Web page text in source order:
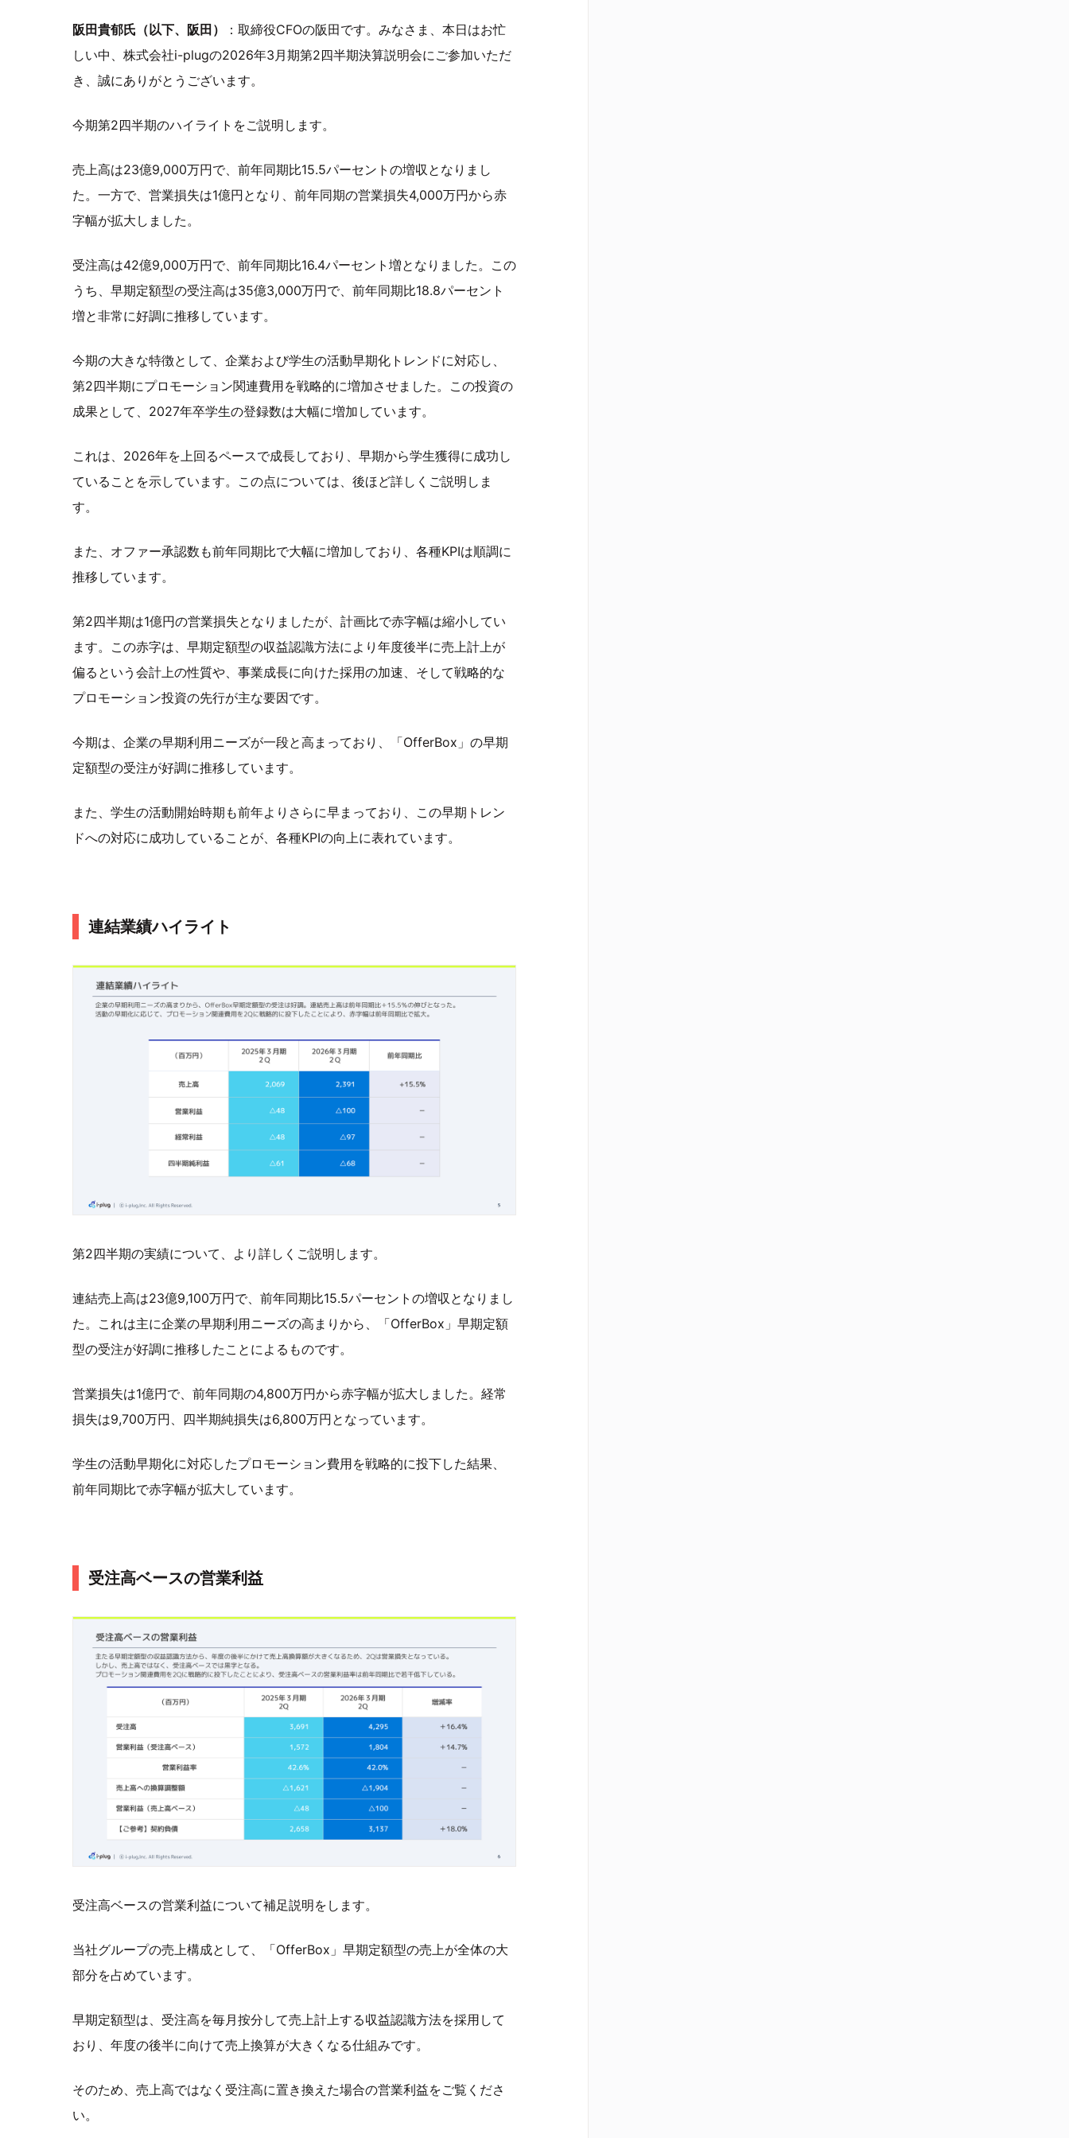
阪田貴郁氏（以下、阪田）
：取締役CFOの阪田です。みなさま、本日はお忙
しい中、株式会社i-plugの2026年3月期第2四半期決算説明会にご参加いただ
き、誠にありがとうございます。
今期第2四半期のハイライトをご説明します。
売上高は23億9,000万円で、前年同期比15.5パーセントの増収となりまし
た。一方で、営業損失は1億円となり、前年同期の営業損失4,000万円から赤
字幅が拡大しました。
受注高は42億9,000万円で、前年同期比16.4パーセント増となりました。この
うち、早期定額型の受注高は35億3,000万円で、前年同期比18.8パーセント
増と非常に好調に推移しています。
今期の大きな特徴として、企業および学生の活動早期化トレンドに対応し、
第2四半期にプロモーション関連費用を戦略的に増加させました。この投資の
成果として、2027年卒学生の登録数は大幅に増加しています。
これは、2026年を上回るペースで成長しており、早期から学生獲得に成功し
ていることを示しています。この点については、後ほど詳しくご説明しま
す。
また、オファー承認数も前年同期比で大幅に増加しており、各種KPIは順調に
推移しています。
第2四半期は1億円の営業損失となりましたが、計画比で赤字幅は縮小してい
ます。この赤字は、早期定額型の収益認識方法により年度後半に売上計上が
偏るという会計上の性質や、事業成長に向けた採用の加速、そして戦略的な
プロモーション投資の先行が主な要因です。
今期は、企業の早期利用ニーズが一段と高まっており、「OfferBox」の早期
定額型の受注が好調に推移しています。
また、学生の活動開始時期も前年よりさらに早まっており、この早期トレン
ドへの対応に成功していることが、各種KPIの向上に表れています。
連結業績ハイライト
第2四半期の実績について、より詳しくご説明します。
連結売上高は23億9,100万円で、前年同期比15.5パーセントの増収となりまし
た。これは主に企業の早期利用ニーズの高まりから、「OfferBox」早期定額
型の受注が好調に推移したことによるものです。
営業損失は1億円で、前年同期の4,800万円から赤字幅が拡大しました。経常
損失は9,700万円、四半期純損失は6,800万円となっています。
学生の活動早期化に対応したプロモーション費用を戦略的に投下した結果、
前年同期比で赤字幅が拡大しています。
受注高ベースの営業利益
受注高ベースの営業利益について補足説明をします。
当社グループの売上構成として、「OfferBox」早期定額型の売上が全体の大
部分を占めています。
早期定額型は、受注高を毎月按分して売上計上する収益認識方法を採用して
おり、年度の後半に向けて売上換算が大きくなる仕組みです。
そのため、売上高ではなく受注高に置き換えた場合の営業利益をご覧くださ
い。